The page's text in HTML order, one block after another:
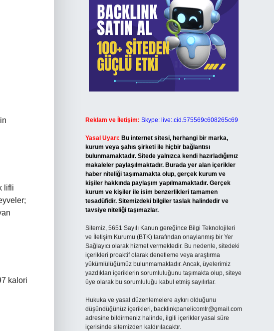
lifli
kalori
Reklam ve İletişim: Skype: live:.cid.575569c608265c69
Yasal Uyarı: Bu internet sitesi, herhangi bir marka,
kurum veya şahıs şirketi ile hiçbir bağlantısı
bulunmamaktadır. Sitede yalnızca kendi hazırladığımız
makaleler paylaşılmaktadır. Burada yer alan içerikler
haber niteliği taşımamakta olup, gerçek kurum ve
kişiler hakkında paylaşım yapılmamaktadır. Gerçek
kurum ve kişiler ile isim benzerlikleri tamamen
tesadüfidir. Sitemizdeki bilgiler taslak halindedir ve
tavsiye niteliği taşımazlar.
Sitemiz, 5651 Sayılı Kanun gereğince Bilgi Teknolojileri
ve İletişim Kurumu (BTK) tarafından onaylanmış bir Yer
Sağlayıcı olarak hizmet vermektedir. Bu nedenle, sitedeki
içerikleri proaktif olarak denetleme veya araştırma
yükümlülüğümüz bulunmamaktadır. Ancak, üyelerimiz
yazdıkları içeriklerin sorumluluğunu taşımakta olup, siteye
üye olarak bu sorumluluğu kabul etmiş sayılırlar.
Hukuka ve yasal düzenlemelere aykırı olduğunu
düşündüğünüz içerikleri, backlinkpanelicomtr@gmail.com
adresine bildirmeniz halinde, ilgili içerikler yasal süre
içerisinde sitemizden kaldırılacaktır.